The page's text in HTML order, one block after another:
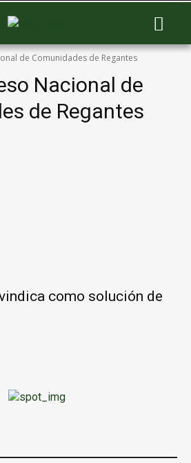
de Comunidades de Regantes
Nacional de
de Regantes
como solución de